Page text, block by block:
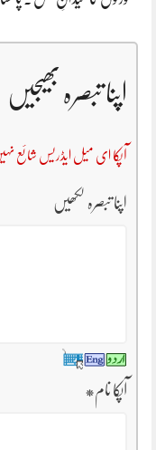
اپنا تبصرہ بھیجیں
آپکا ای میل ایڈریس شائع
اپنا تبصرہ لکھیں
آپکا نام*